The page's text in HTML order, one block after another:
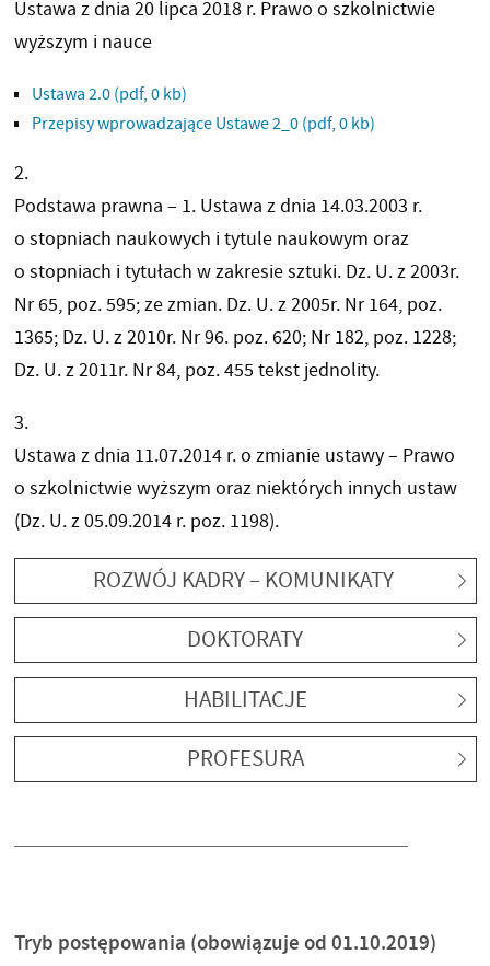
Ustawa z dnia 20 lipca 2018 r. Prawo o szkolnictwie
wyższym i nauce
Ustawa 2.0 (pdf, 0 kb)
Przepisy wprowadzające Ustawe 2_0 (pdf, 0 kb)
2.
Podstawa prawna – 1. Ustawa z dnia 14.03.2003 r.
o stopniach naukowych i tytule naukowym oraz
o stopniach i tytułach w zakresie sztuki. Dz. U. z 2003r.
Nr 65, poz. 595; ze zmian. Dz. U. z 2005r. Nr 164, poz.
1365; Dz. U. z 2010r. Nr 96. poz. 620; Nr 182, poz. 1228;
Dz. U. z 2011r. Nr 84, poz. 455 tekst jednolity.
3.
Ustawa z dnia 11.07.2014 r. o zmianie ustawy – Prawo
o szkolnictwie wyższym oraz niektórych innych ustaw
(Dz. U. z 05.09.2014 r. poz. 1198).
ROZWÓJ KADRY – KOMUNIKATY
DOKTORATY
HABILITACJE
PROFESURA
Tryb postępowania (obowiązuje od 01.10.2019)